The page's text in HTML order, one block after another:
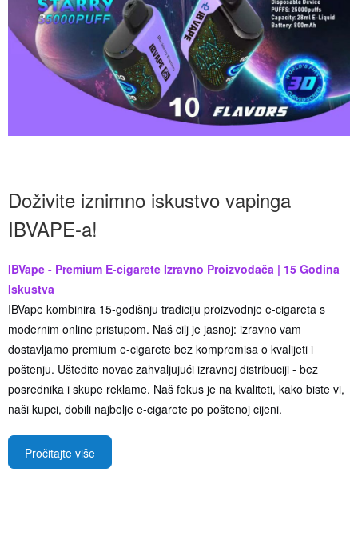
Doživite iznimno iskustvo vapinga
IBVAPE-a!
IBVape - Premium E-cigarete Izravno Proizvođača | 15 Godina
Iskustva
IBVape kombinira 15-godišnju tradiciju proizvodnje e-cigareta s
modernim online pristupom. Naš cilj je jasnoj: izravno vam
dostavljamo premium e-cigarete bez kompromisa o kvalijeti i
poštenju. Uštedite novac zahvaljujući izravnoj distribuciji - bez
posrednika i skupe reklame. Naš fokus je na kvaliteti, kako biste vi,
naši kupci, dobili najbolje e-cigarete po poštenoj cijeni.
Pročitajte više